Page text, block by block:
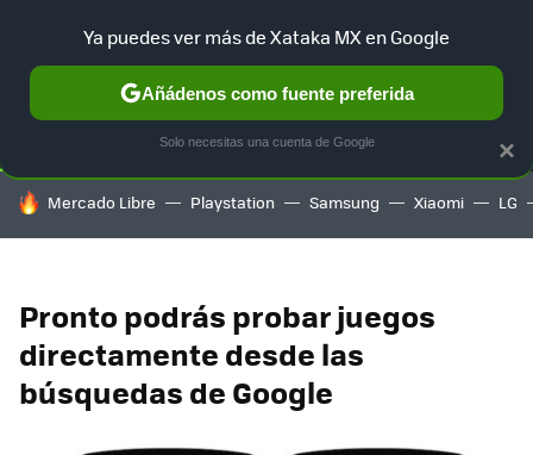
SELECCIÓN GAMING HOME AUTO TERRITORIO
HOY SE HABLA DE
Mercado Libre Playstation Samsung Xiaomi LG
Pronto podrás probar juegos
directamente desde las
búsquedas de Google
×
Ya puedes ver más de Xataka MX en Google
Añádenos como fuente preferida
Solo necesitas una cuenta de Google